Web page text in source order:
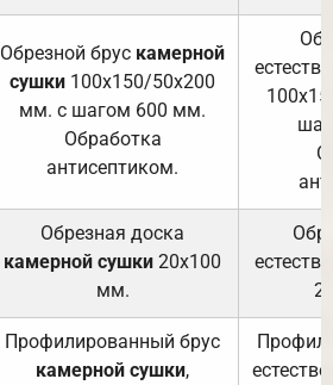
Обрезной брус камерной
сушки 100х150/50х200
мм. с шагом 600 мм.
Обработка
антисептиком.
Обрезная доска
камерной сушки 20х100
мм.
Профилированный брус
камерной сушки,